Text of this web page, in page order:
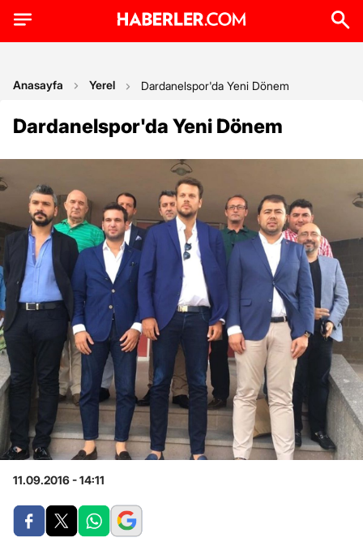
Anasayfa Yerel Dardanelspor'da Yeni Dönem
Dardanelspor'da Yeni Dönem
11.09.2016 - 14:11